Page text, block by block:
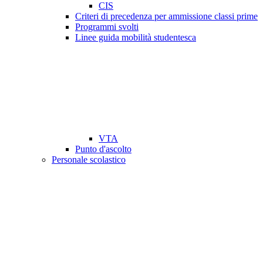
CIS
Criteri di precedenza per ammissione classi prime
Programmi svolti
Linee guida mobilità studentesca
VTA
Punto d'ascolto
Personale scolastico